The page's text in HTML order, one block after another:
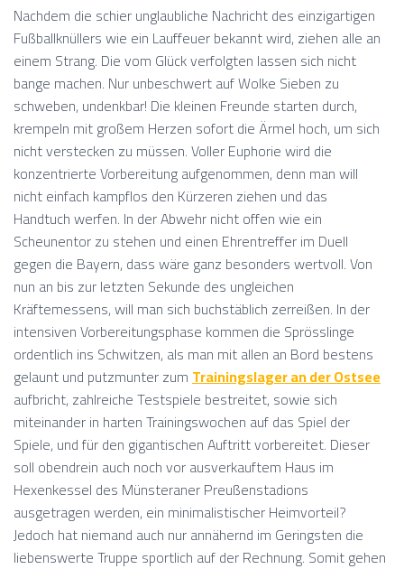
Nachdem die schier unglaubliche Nachricht des einzigartigen
Fußballknüllers wie ein Lauffeuer bekannt wird, ziehen alle an
einem Strang. Die vom Glück verfolgten lassen sich nicht
bange machen. Nur unbeschwert auf Wolke Sieben zu
schweben, undenkbar! Die kleinen Freunde starten durch,
krempeln mit großem Herzen sofort die Ärmel hoch, um sich
nicht verstecken zu müssen. Voller Euphorie wird die
konzentrierte Vorbereitung aufgenommen, denn man will
nicht einfach kampflos den Kürzeren ziehen und das
Handtuch werfen. In der Abwehr nicht offen wie ein
Scheunentor zu stehen und einen Ehrentreffer im Duell
gegen die Bayern, dass wäre ganz besonders wertvoll. Von
nun an bis zur letzten Sekunde des ungleichen
Kräftemessens, will man sich buchstäblich zerreißen. In der
intensiven Vorbereitungsphase kommen die Sprösslinge
ordentlich ins Schwitzen, als man mit allen an Bord bestens
gelaunt und putzmunter zumTrainingslager an der Ostsee
aufbricht, zahlreiche Testspiele bestreitet, sowie sich
miteinander in harten Trainingswochen auf das Spiel der
Spiele, und für den gigantischen Auftritt vorbereitet. Dieser
soll obendrein auch noch vor ausverkauftem Haus im
Hexenkessel des Münsteraner Preußenstadions
ausgetragen werden, ein minimalistischer Heimvorteil?
Jedoch hat niemand auch nur annähernd im Geringsten die
liebenswerte Truppe sportlich auf der Rechnung. Somit gehen